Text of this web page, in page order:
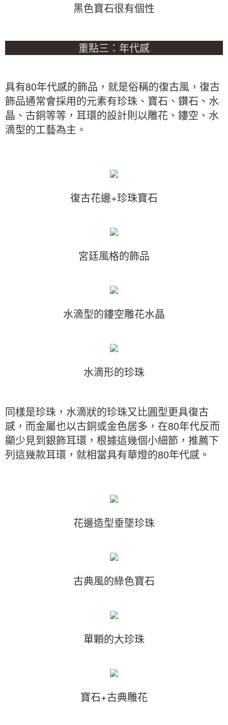
黑色寶石很有個性
重點三：年代感
具有80年代感的飾品，就是俗稱的復古風，復古
飾品通常會採用的元素有珍珠、寶石、鑽石、水
晶、古銅等等，耳環的設計則以雕花、鏤空、水
滴型的工藝為主。
復古花邊+珍珠寶石
宮廷風格的飾品
水滴型的鏤空雕花水晶
水滴形的珍珠
同樣是珍珠，水滴狀的珍珠又比圓型更具復古
感，而金屬也以古銅或金色居多，在80年代反而
顯少見到銀飾耳環，根據這幾個小細節，推薦下
列這幾款耳環，就相當具有華燈的80年代感。
花邊造型垂墜珍珠
古典風的綠色寶石
單顆的大珍珠
寶石+古典雕花